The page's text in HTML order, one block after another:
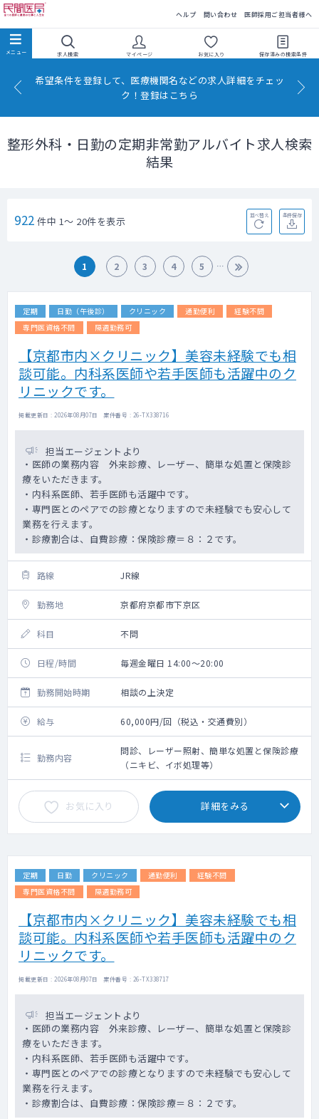
ヘルプ 問い合わせ 医師採用ご担当者様へ
求人検索 マイページ お気に入り 保存済みの検索条件
希望条件を登録して、医療機関名などの求人詳細をチェッ
ク！登録はこちら
整形外科・日勤の定期非常勤アルバイト求人検索
結果
922 件中 1～ 20件を表示 並べ替え 条件保存
1 2 3 4 5
定期 日勤（午後診） クリニック 通勤便利
経験不問
専門医資格不問
隔週勤務可
【京都市内×クリニック】美容未経験でも相
談可能。内科系医師や若手医師も活躍中のク
リニックです。
掲載更新日 : 2026年08月07日 案件番号 : 26-TX338716
担当エージェントより
・医師の業務内容 外来診療、レーザー、簡単な処置と保険診
療をいただきます。
・内科系医師、若手医師も活躍中です。
・専門医とのペアでの診療となりますので未経験でも安心して
業務を行えます。
・診療割合は、自費診療：保険診療＝８：２です。
路線 JR線
勤務地 京都府京都市下京区
科目 不問
日程/時間 毎週金曜日 14:00～20:00
勤務開始時期 相談の上決定
給与 60,000円/回（税込・交通費別）
勤務内容
問診、レーザー照射、簡単な処置と保険診療
（ニキビ、イボ処理等）
お気に入り 詳細をみる
定期 日勤 クリニック 通勤便利
経験不問
専門医資格不問
隔週勤務可
【京都市内×クリニック】美容未経験でも相
談可能。内科系医師や若手医師も活躍中のク
リニックです。
掲載更新日 : 2026年08月07日 案件番号 : 26-TX338717
担当エージェントより
・医師の業務内容 外来診療、レーザー、簡単な処置と保険診
療をいただきます。
・内科系医師、若手医師も活躍中です。
・専門医とのペアでの診療となりますので未経験でも安心して
業務を行えます。
・診療割合は、自費診療：保険診療＝８：２です。